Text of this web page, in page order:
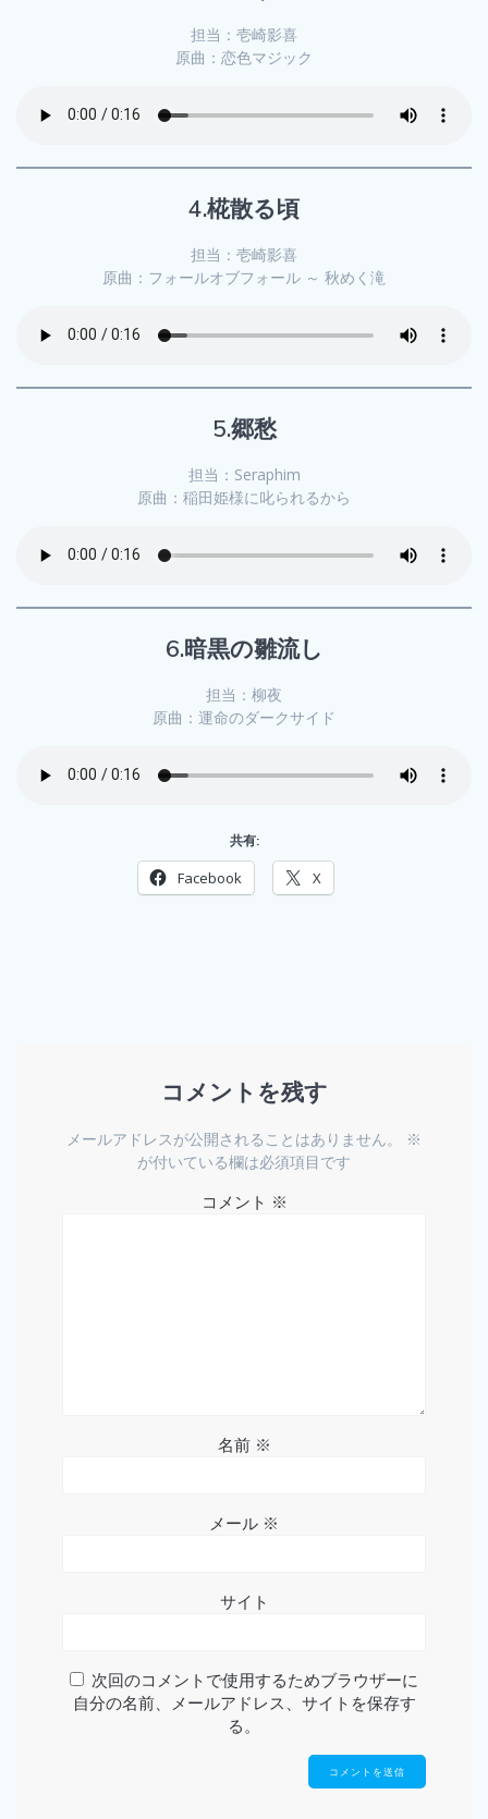
担当：壱崎影喜
原曲：恋色マジック
4.椛散る頃
担当：壱崎影喜
原曲：フォールオブフォール ～ 秋めく滝
5.郷愁
担当：Seraphim
原曲：稲田姫様に叱られるから
6.暗黒の雛流し
担当：柳夜
原曲：運命のダークサイド
共有:
Facebook X
コメントを残す
メールアドレスが公開されることはありません。
※
が付いている欄は必須項目です
コメント ※
名前 ※
メール ※
サイト
次回のコメントで使用するためブラウザーに
自分の名前、メールアドレス、サイトを保存す
る。